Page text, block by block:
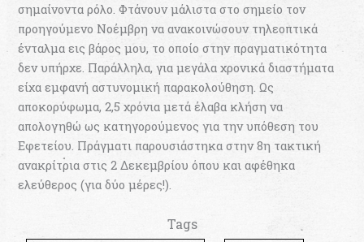
σημαίνοντα ρόλο. Φτάνουν μάλιστα στο σημείο τον
προηγούμενο Νοέμβρη να ανακοινώσουν τηλεοπτικά
ένταλμα εις βάρος μου, το οποίο στην πραγματικότητα
δεν υπήρχε. Παράλληλα, για μεγάλα χρονικά διαστήματα
είχα εμφανή αστυνομική παρακολούθηση. Ως
αποκορύφωμα, 2,5 χρόνια μετά έλαβα κλήση να
απολογηθώ ως κατηγορούμενος για την υπόθεση του
Εφετείου. Πράγματι παρουσιάστηκα στην 8η τακτική
ανακρίτρια στις 2 Δεκεμβρίου όπου και αφέθηκα
ελεύθερος (για δύο μέρες!).
Tags